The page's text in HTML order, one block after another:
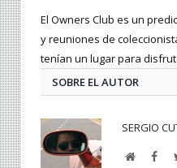
El Owners Club es un
y reuniones de
tenían un lugar para
SOBRE EL AUTOR
SERGIO
Web